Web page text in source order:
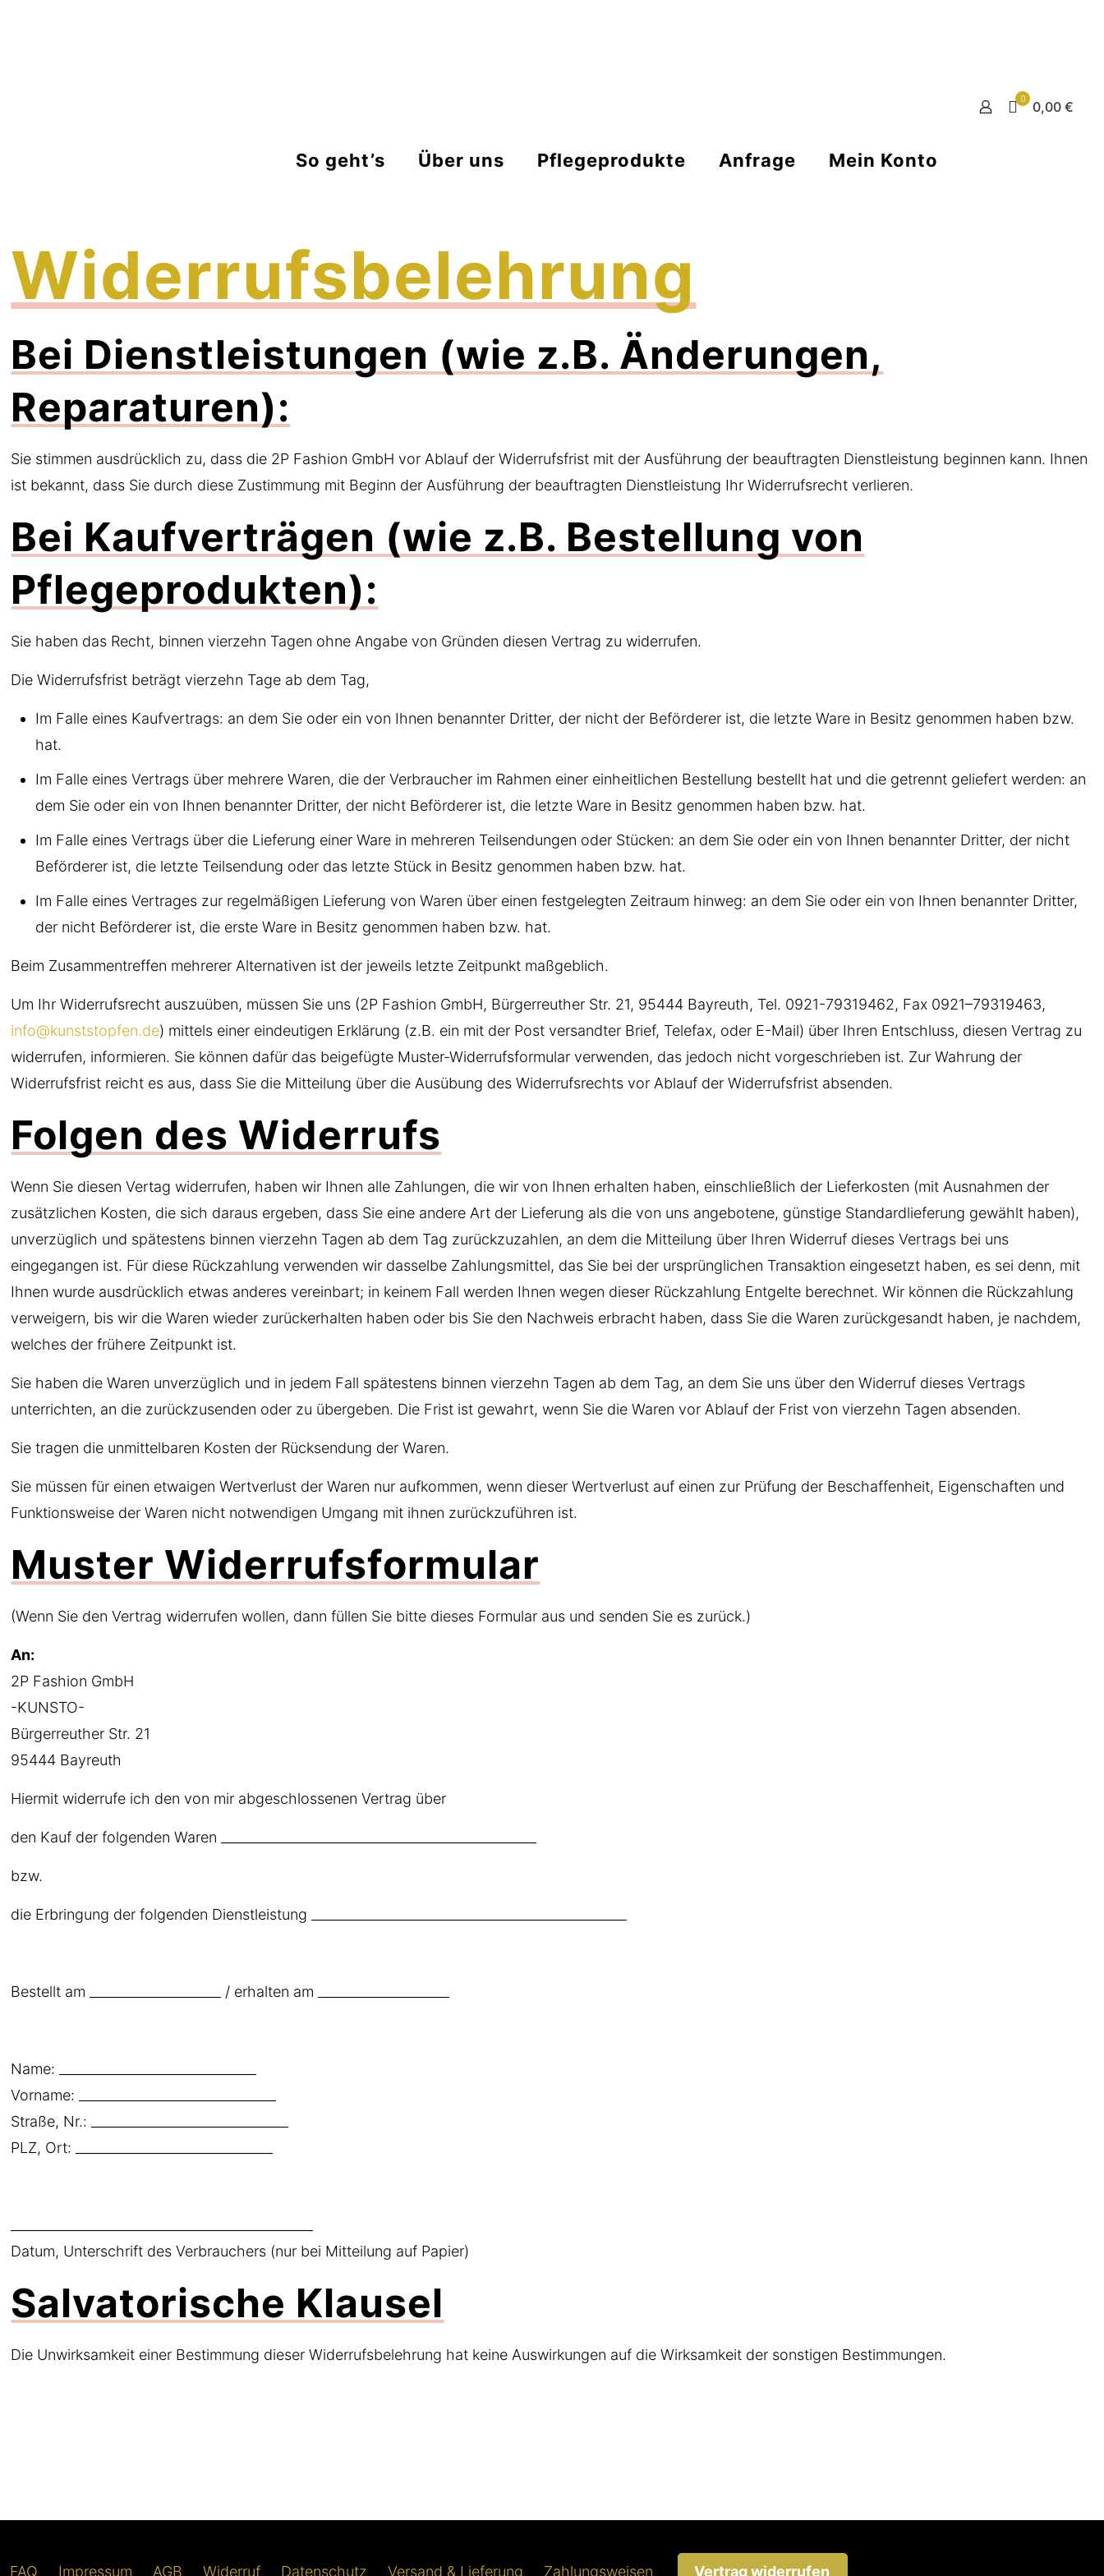
So geht’s Über uns Pflegeprodukte Anfrage Mein Konto
0 0,00 €
Widerrufs­­belehrung
Bei Dienstleistungen (wie z.B. Änderungen,
Reparaturen):
Sie stimmen ausdrücklich zu, dass die 2P Fashion GmbH vor Ablauf der Widerrufsfrist mit der Ausführung der beauftragten Dienstleistung beginnen kann. Ihnen
ist bekannt, dass Sie durch diese Zustimmung mit Beginn der Ausführung der beauftragten Dienstleistung Ihr Widerrufsrecht verlieren.
Bei Kaufverträgen (wie z.B. Bestellung von
Pflegeprodukten):
Sie haben das Recht, binnen vierzehn Tagen ohne Angabe von Gründen diesen Vertrag zu widerrufen.
Die Widerrufsfrist beträgt vierzehn Tage ab dem Tag,
Im Falle eines Kaufvertrags: an dem Sie oder ein von Ihnen benannter Dritter, der nicht der Beförderer ist, die letzte Ware in Besitz genommen haben bzw.
hat.
Im Falle eines Vertrags über mehrere Waren, die der Verbraucher im Rahmen einer einheitlichen Bestellung bestellt hat und die getrennt geliefert werden: an
dem Sie oder ein von Ihnen benannter Dritter, der nicht Beförderer ist, die letzte Ware in Besitz genommen haben bzw. hat.
Im Falle eines Vertrags über die Lieferung einer Ware in mehreren Teilsendungen oder Stücken: an dem Sie oder ein von Ihnen benannter Dritter, der nicht
Beförderer ist, die letzte Teilsendung oder das letzte Stück in Besitz genommen haben bzw. hat.
Im Falle eines Vertrages zur regelmäßigen Lieferung von Waren über einen festgelegten Zeitraum hinweg: an dem Sie oder ein von Ihnen benannter Dritter,
der nicht Beförderer ist, die erste Ware in Besitz genommen haben bzw. hat.
Beim Zusammentreffen mehrerer Alternativen ist der jeweils letzte Zeitpunkt maßgeblich.
Um Ihr Widerrufsrecht auszuüben, müssen Sie uns (2P Fashion GmbH, Bürgerreuther Str. 21, 95444 Bayreuth, Tel. 0921-79319462, Fax 0921–79319463,
info@kunststopfen.de) mittels einer eindeutigen Erklärung (z.B. ein mit der Post versandter Brief, Telefax, oder E-Mail) über Ihren Entschluss, diesen Vertrag zu
widerrufen, informieren. Sie können dafür das beigefügte Muster-Widerrufsformular verwenden, das jedoch nicht vorgeschrieben ist. Zur Wahrung der
Widerrufsfrist reicht es aus, dass Sie die Mitteilung über die Ausübung des Widerrufsrechts vor Ablauf der Widerrufsfrist absenden.
Folgen des Widerrufs
Wenn Sie diesen Vertag widerrufen, haben wir Ihnen alle Zahlungen, die wir von Ihnen erhalten haben, einschließlich der Lieferkosten (mit Ausnahmen der
zusätzlichen Kosten, die sich daraus ergeben, dass Sie eine andere Art der Lieferung als die von uns angebotene, günstige Standardlieferung gewählt haben),
unverzüglich und spätestens binnen vierzehn Tagen ab dem Tag zurückzuzahlen, an dem die Mitteilung über Ihren Widerruf dieses Vertrags bei uns
eingegangen ist. Für diese Rückzahlung verwenden wir dasselbe Zahlungsmittel, das Sie bei der ursprünglichen Transaktion eingesetzt haben, es sei denn, mit
Ihnen wurde ausdrücklich etwas anderes vereinbart; in keinem Fall werden Ihnen wegen dieser Rückzahlung Entgelte berechnet. Wir können die Rückzahlung
verweigern, bis wir die Waren wieder zurückerhalten haben oder bis Sie den Nachweis erbracht haben, dass Sie die Waren zurückgesandt haben, je nachdem,
welches der frühere Zeitpunkt ist.
Sie haben die Waren unverzüglich und in jedem Fall spätestens binnen vierzehn Tagen ab dem Tag, an dem Sie uns über den Widerruf dieses Vertrags
unterrichten, an die zurückzusenden oder zu übergeben. Die Frist ist gewahrt, wenn Sie die Waren vor Ablauf der Frist von vierzehn Tagen absenden.
Sie tragen die unmittelbaren Kosten der Rücksendung der Waren.
Sie müssen für einen etwaigen Wertverlust der Waren nur aufkommen, wenn dieser Wertverlust auf einen zur Prüfung der Beschaffenheit, Eigenschaften und
Funktionsweise der Waren nicht notwendigen Umgang mit ihnen zurückzuführen ist.
Muster Widerrufsformular
(Wenn Sie den Vertrag widerrufen wollen, dann füllen Sie bitte dieses Formular aus und senden Sie es zurück.)
An:
2P Fashion GmbH
-KUNSTO-
Bürgerreuther Str. 21
95444 Bayreuth
Hiermit widerrufe ich den von mir abgeschlossenen Vertrag über
den Kauf der folgenden Waren ________________________________________________
bzw.
die Erbringung der folgenden Dienstleistung ________________________________________________
Bestellt am ____________________ / erhalten am ____________________
Name: ______________________________
Vorname: ______________________________
Straße, Nr.: ______________________________
PLZ, Ort: ______________________________
Datum, Unterschrift des Verbrauchers (nur bei Mitteilung auf Papier)
Salvatorische Klausel
Die Unwirksamkeit einer Bestimmung dieser Widerrufsbelehrung hat keine Auswirkungen auf die Wirksamkeit der sonstigen Bestimmungen.
FAQ Impressum AGB Widerruf Datenschutz Versand & Lieferung Zahlungsweisen Vertrag widerrufen